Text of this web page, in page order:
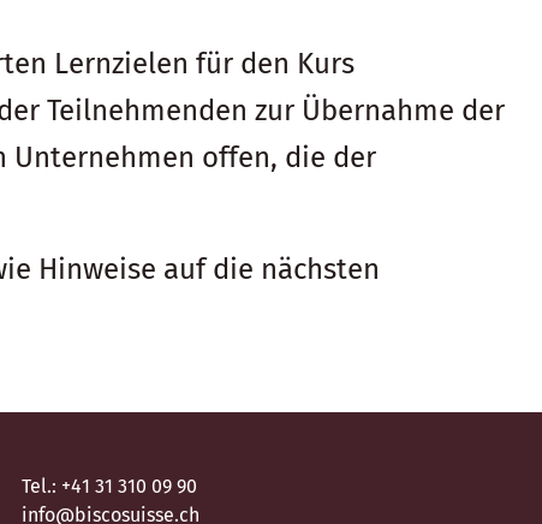
Lernzielen für den Kurs
Teilnehmenden zur Übernahme der
Unternehmen offen, die der
Hinweise auf die nächsten
Tel.: +41 31 310 09 90
info@biscosuisse.ch